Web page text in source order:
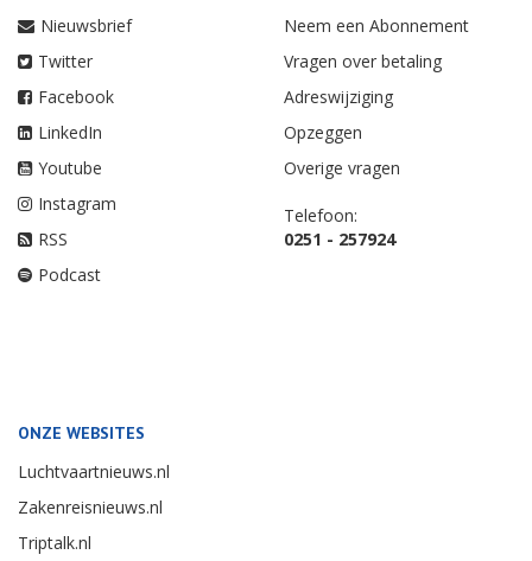
Nieuwsbrief
Twitter
Facebook
LinkedIn
Youtube
Instagram
RSS
Podcast
Neem een Abonnement
Vragen over betaling
Adreswijziging
Opzeggen
Overige vragen
Telefoon:
0251 - 257924
ONZE WEBSITES
Luchtvaartnieuws.nl
Zakenreisnieuws.nl
Triptalk.nl